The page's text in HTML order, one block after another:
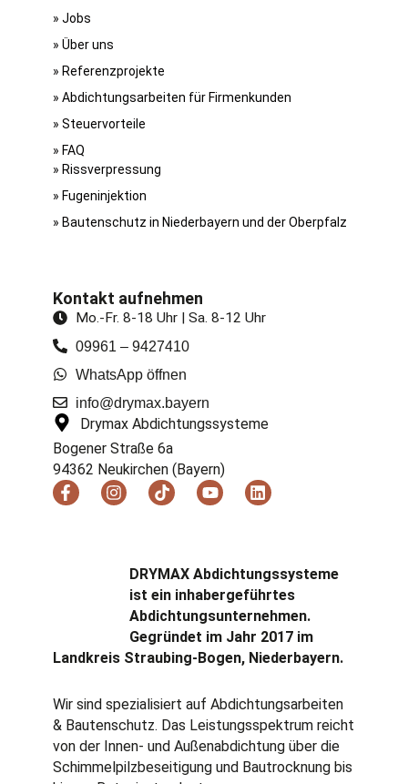
DRYMAX Abdichtungssysteme
ist ein inhabergeführtes
Abdichtungs­unternehmen.
Gegründet im Jahr 2017 im
Landkreis Straubing-Bogen, Niederbayern.
Wir sind spezialisiert auf Abdichtungsarbeiten
& Bautenschutz. Das Leistungsspektrum reicht
von der Innen- und Außenabdichtung über die
Schimmelpilzbeseitigung und Bautrocknung bis
» Jobs
» Über uns
» Referenzprojekte
» Abdichtungsarbeiten für Firmenkunden
» Steuervorteile
» FAQ
» Riss­verpressung
» Fugen­injektion
» Bautenschutz in Niederbayern und der Oberpfalz
Kontakt aufnehmen
Mo.-Fr. 8-18 Uhr | Sa. 8-12 Uhr
09961 – 9427410
WhatsApp öffnen
info@drymax.bayern
Drymax Abdichtungssysteme
Bogener Straße 6a
94362 Neukirchen (Bayern)
F
a
I
n
T
i
k
Y
o
b
e
L
i
d
i
n